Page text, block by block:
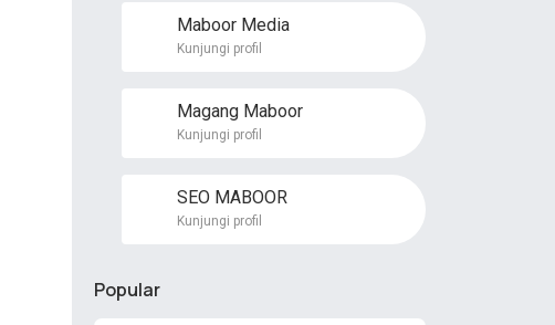
Maboor Media
Kunjungi profil
Magang Maboor
Kunjungi profil
SEO MABOOR
Kunjungi profil
Popular